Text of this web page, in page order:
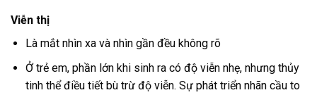
Viễn thị
Là mắt nhìn xa và nhìn gần đều không rõ
Ở trẻ em, phần lớn khi sinh ra có độ viễn nhẹ, nhưng thủy
tinh thể điều tiết bù trừ độ viễn. Sự phát triển nhãn cầu to